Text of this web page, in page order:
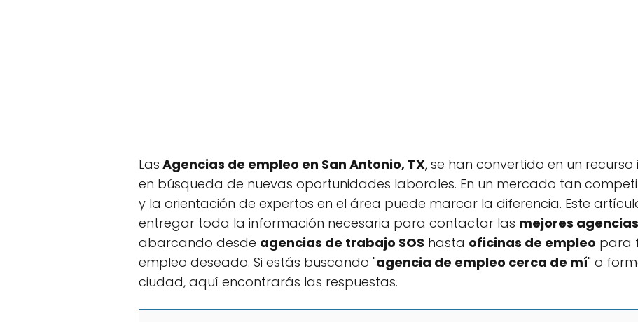
Las Agencias de empleo en San Antonio, TX, se han convertido en un
en búsqueda de nuevas oportunidades laborales. En un mercado tan
y la orientación de expertos en el área puede marcar la diferencia. Este
entregar toda la información necesaria para contactar las mejores
abarcando desde agencias de trabajo SOS hasta oficinas de empleo para
empleo deseado. Si estás buscando "agencia de empleo cerca de mí" o
ciudad, aquí encontrarás las respuestas.